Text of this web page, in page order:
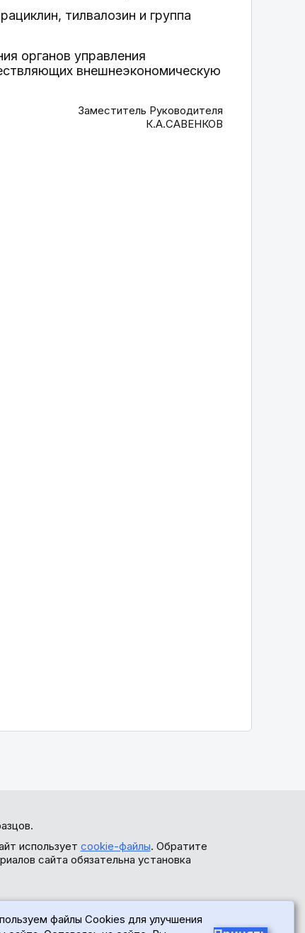
тилвалозин и группа
органов управления
внешнеэкономическую
Заместитель Руководителя
К.А.САВЕНКОВ
использует cookie-файлы. Обратите
сайта обязательна установка
файлы Cookies для улучшения